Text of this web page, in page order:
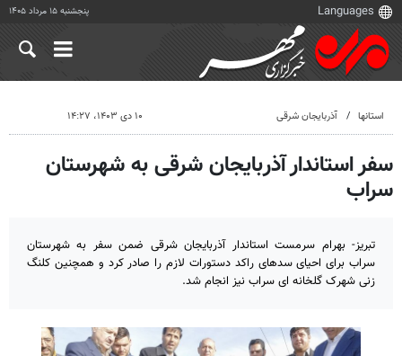
پنجشنبه ۱۵ مرداد ۱۴۰۵
استانها آذربایجان شرقی ۱۰ دی ۱۴۰۳، ۱۴:۲۷
سفر استاندار آذربایجان شرقی به شهرستان
سراب
تبریز- بهرام سرمست استاندار آذربایجان شرقی ضمن سفر به شهرستان
سراب برای احیای سدهای راکد دستورات لازم را صادر کرد و همچنین کلنگ
زنی شهرک گلخانه ای سراب نیز انجام شد.